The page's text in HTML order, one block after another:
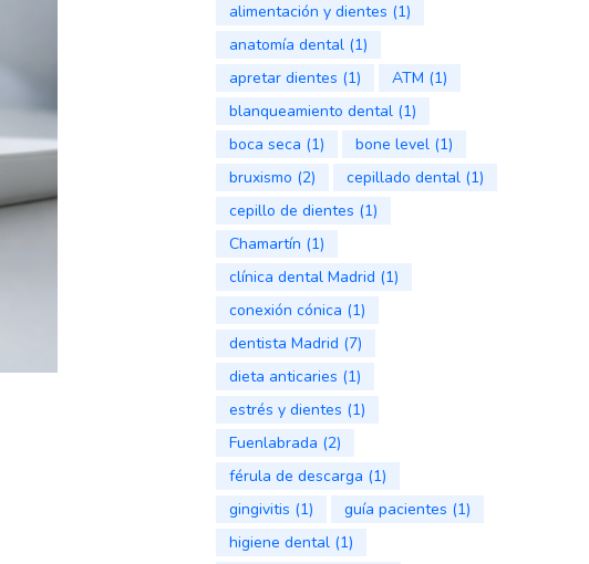
alimentación y dientes (1)
anatomía dental(1)
apretar dientes (1) ATM (1)
blanqueamiento dental(1)
boca seca (1) bone level(1)
bruxismo (2) cepillado dental(1)
cepillo de dientes (1)
Chamartín (1)
clínica dental Madrid (1)
conexión cónica (1)
dentista Madrid (7)
dieta anticaries (1)
estrés y dientes (1)
Fuenlabrada (2)
férula de descarga (1)
gingivitis (1) guía pacientes (1)
higiene dental(1)